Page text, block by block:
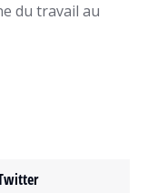
du travail au